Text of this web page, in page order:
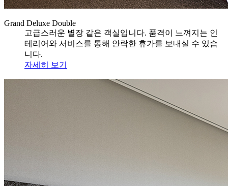
Grand Deluxe Double
고급스러운 별장 같은 객실입니다. 품격이 느껴지는 인
테리어와 서비스를 통해 안락한 휴가를 보내실 수 있습
니다.
자세히 보기